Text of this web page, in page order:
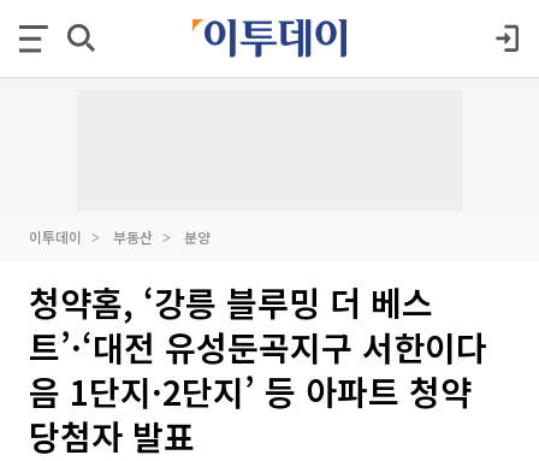
이투데이 부동산 분양
청약홈, ‘강릉 블루밍 더 베스
트’·‘대전 유성둔곡지구 서한이다
음 1단지·2단지’ 등 아파트 청약
당첨자 발표